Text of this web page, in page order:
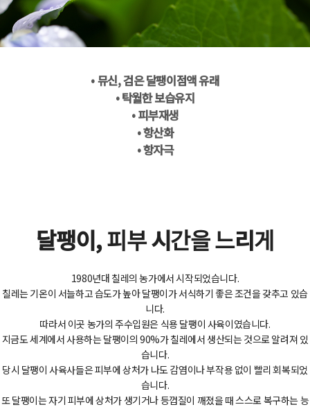
• 뮤신, 검은 달팽이점액 유래
• 탁월한 보습유지
• 피부재생
• 항산화
• 항자극
달팽이, 피부 시간을 느리게
1980년대 칠레의 농가에서 시작되었습니다.
칠레는 기온이 서늘하고 습도가 높아 달팽이가 서식하기 좋은 조건을 갖추고 있습
니다.
따라서 이곳 농가의 주수입원은 식용 달팽이 사육이였습니다.
지금도 세계에서 사용하는 달팽이의 90%가 칠레에서 생산되는 것으로 알려져 있
습니다.
당시 달팽이 사육사들은 피부에 상처가 나도 감염이나 부작용 없이 빨리 회복되었
습니다.
또 달팽이는 자기 피부에 상처가 생기거나 등껍질이 깨졌을 때 스스로 복구하는 능